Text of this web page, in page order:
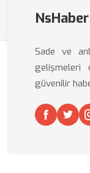
NsHaber
Sade ve
gelişmeleri
güvenilir